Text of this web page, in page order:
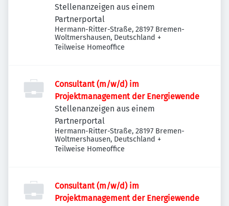
Stellenanzeigen aus einem
Partnerportal
Hermann-Ritter-Straße, 28197 Bremen-
Woltmershausen, Deutschland +
Teilweise Homeoffice
Consultant (m/w/d) im
Projektmanagement der Energiewende
Stellenanzeigen aus einem
Partnerportal
Hermann-Ritter-Straße, 28197 Bremen-
Woltmershausen, Deutschland +
Teilweise Homeoffice
Consultant (m/w/d) im
Projektmanagement der Energiewende